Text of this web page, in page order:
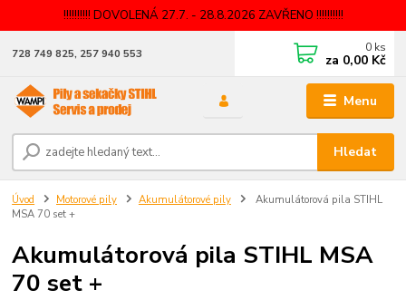
!!!!!!!!!! DOVOLENÁ 27.7. - 28.8.2026 ZAVŘENO !!!!!!!!!!
Menu
Hledat
728 749 825, 257 940 553 0 ks
za 0,00 Kč
Úvod Motorové pily Akumulátorové pily
Akumulátorová pila STIHL
MSA 70 set +
Akumulátorová pila STIHL MSA
70 set +